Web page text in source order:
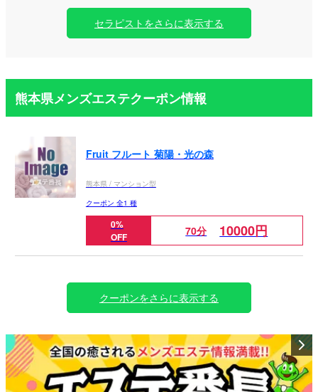
セラピストをさらに表示する
熊本県メンズエステクーポン情報
Fruit フルート 菊陽・光の森
熊本県 / マンション型
クーポン 全1 種
0%
OFF
70分 10000円
クーポンをさらに表示する